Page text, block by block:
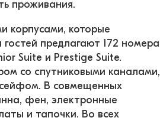
проживания.
корпусами, которые
предлагают 172 номера
Suite и Prestige Suite.
со спутниковыми каналами,
В совмещенных
фен, электронные
и тапочки. Во всех